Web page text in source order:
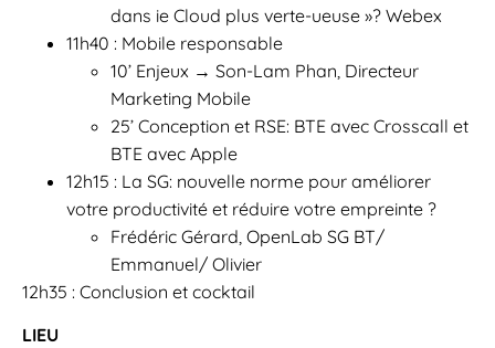
dans ie Cloud plus verte-ueuse »? Webex
11h40 : Mobile responsable
10’ Enjeux → Son-Lam Phan, Directeur
Marketing Mobile
25’ Conception et RSE: BTE avec Crosscall et
BTE avec Apple
12h15 : La SG: nouvelle norme pour améliorer
votre productivité et réduire votre empreinte ?
Frédéric Gérard, OpenLab SG BT/
Emmanuel/ Olivier
12h35 : Conclusion et cocktail
LIEU